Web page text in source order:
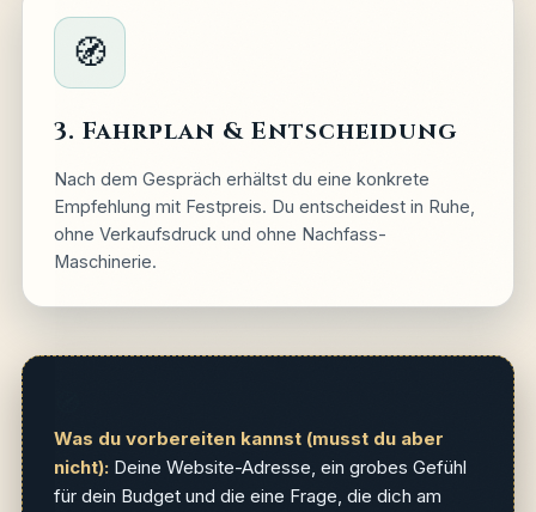
🧭
3. Fahrplan & Entscheidung
Nach dem Gespräch erhältst du eine konkrete
Empfehlung mit Festpreis. Du entscheidest in Ruhe,
ohne Verkaufsdruck und ohne Nachfass-
Maschinerie.
Was du vorbereiten kannst (musst du aber
nicht):Deine Website-Adresse, ein grobes Gefühl
für dein Budget und die eine Frage, die dich am